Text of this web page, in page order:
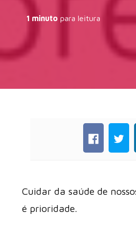
1 minuto para leitura
Cuidar da saúde de
é prioridade.